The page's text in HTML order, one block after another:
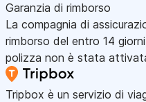
Garanzia di rimborso
La compagnia di
rimborso del entro 14
polizza non è stata
Tripbox è un servizio di